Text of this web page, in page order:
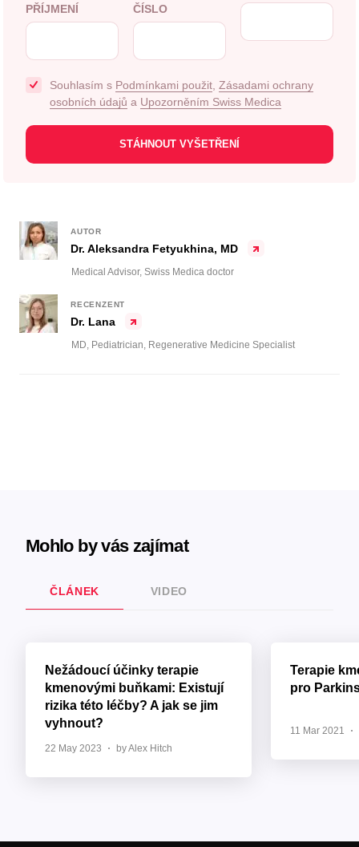
PŘÍJMENÍ
ČÍSLO
Souhlasím s Podmínkami použit Zásadami ochrany
osobních údajů a Upozorněním Swiss Medica
Dr. Aleksandra Fetyukhina, MD
AUTOR
Medical Advisor, Swiss Medica doctor
Dr. Lana
RECENZENT
MD, Pediatrician, Regenerative Medicine Specialist
Mohlo by vás zajímat
ČLÁNEK VIDEO
Nežádoucí účinky terapie
kmenovými buňkami: Existují
rizika této léčby? A jak se jim
vyhnout?
22 May 2023 by Alex Hitch
Terapie
pro
11 Mar 2021